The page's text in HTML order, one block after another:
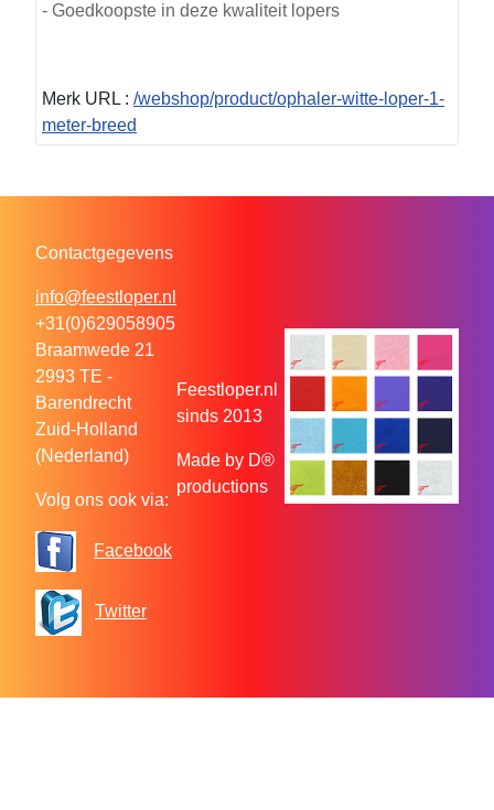
- Goedkoopste in deze kwaliteit lopers
Merk URL : /webshop/product/ophaler-witte-loper-1-
meter-breed
Contactgegevens
info@feestloper.nl
+31(0)629058905
Braamwede 21
2993 TE -
Barendrecht
Zuid-Holland
(Nederland)
Volg ons ook via:
Facebook
Twitter
Feestloper.nl
sinds 2013
Made by D®
productions